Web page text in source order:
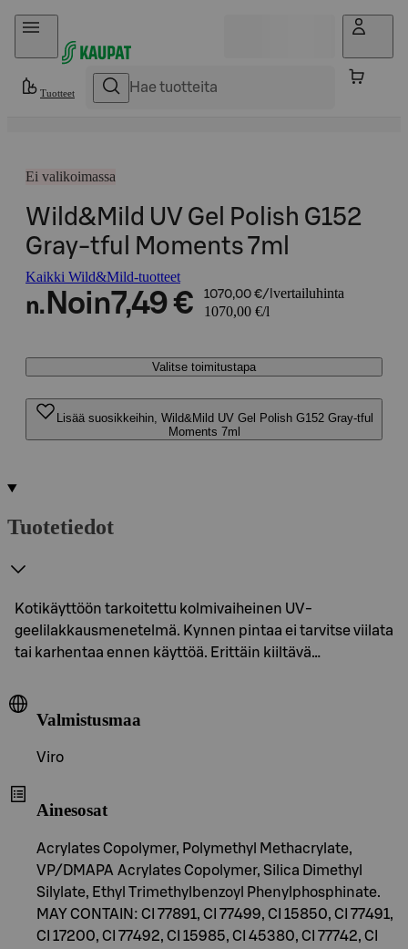
Hyppää sisältöön
Tuotteet
Ei valikoimassa
Wild&Mild UV Gel Polish G152
Gray-tful Moments 7ml
Kaikki Wild&Mild-tuotteet
n. Noin7,49 € 1070,00 €/l vertailuhinta
1070,00 €/l
Valitse toimitustapa
Lisää suosikkeihin, Wild&Mild UV Gel Polish G152 Gray-tful
Moments 7ml
Tuotetiedot
Kotikäyttöön tarkoitettu kolmivaiheinen UV-
geelilakkausmenetelmä. Kynnen pintaa ei tarvitse viilata
tai karhentaa ennen käyttöä. Erittäin kiiltävä…
Valmistusmaa
Viro
Ainesosat
Acrylates Copolymer, Polymethyl Methacrylate,
VP/DMAPA Acrylates Copolymer, Silica Dimethyl
Silylate, Ethyl Trimethylbenzoyl Phenylphosphinate.
MAY CONTAIN: CI 77891, CI 77499, CI 15850, CI 77491,
CI 17200, CI 77492, CI 15985, CI 45380, CI 77742, CI